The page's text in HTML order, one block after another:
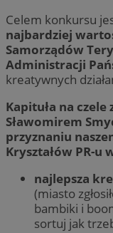
Celem konkursu
najbardziej
Samorządów
Administracji
kreatywnych
Kapituła na
Sławomirem
przyznaniu
Kryształów PR-u
najlepsza
(miasto
bambiki i
sortuj jak